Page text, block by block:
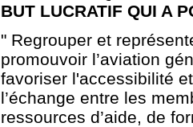
BUT LUCRATIF QUI A
" Regrouper et
promouvoir l’aviation
favoriser l'accessibilité
l’échange entre les
ressources d’aide, de